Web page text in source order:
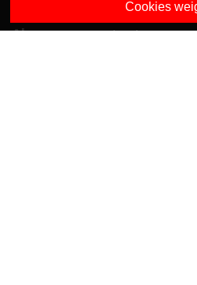
Algemene
Cookies